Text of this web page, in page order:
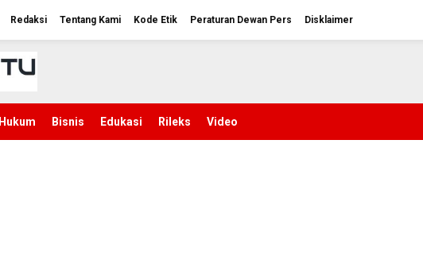
Redaksi Tentang Kami Kode Etik Peraturan Dewan Pers Disklaimer
Hukum Bisnis Edukasi Rileks Video